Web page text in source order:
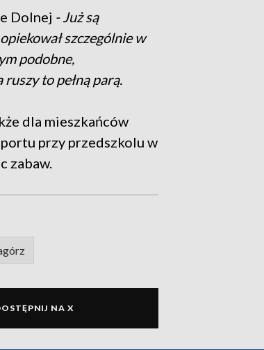
Dolnej - Już są
szczególnie w
podobne,
to pełną parą.
dla mieszkańców
przy przedszkolu w
zabaw.
NA X